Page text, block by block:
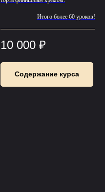
Итого более 60 уроков!
10 000 ₽
Содержание курса